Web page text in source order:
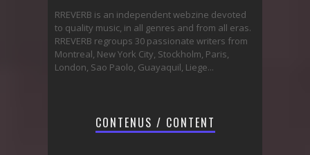
RREVERB is an independent webzine devoted
to quality music, in all genres and from all eras.
RREVERB regroups 30 passionate writers from
Montreal, New York City, Stockholm, Paris,
London, Sao Paolo, Guayaquil, Liege...
CONTENUS / CONTENT